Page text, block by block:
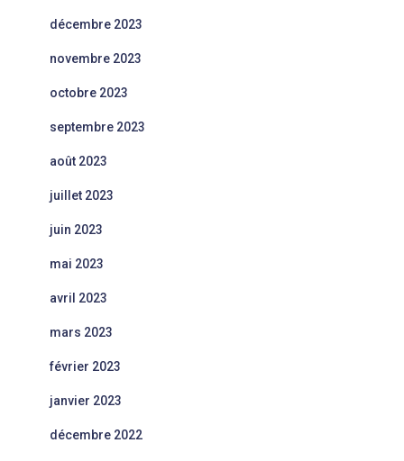
décembre 2023
novembre 2023
octobre 2023
septembre 2023
août 2023
juillet 2023
juin 2023
mai 2023
avril 2023
mars 2023
février 2023
janvier 2023
décembre 2022